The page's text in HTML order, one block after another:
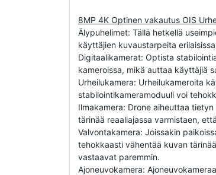
8MP 4K Optinen vakautus OIS
Älypuhelimet: Tällä hetkellä
käyttäjien kuvaustarpeita
Digitaalikamerat: Optista
kameroissa, mikä auttaa käyttäjiä
Urheilukamera: Urheilukameroita
stabilointikameramoduuli voi
Ilmakamera: Drone aiheuttaa
tärinää reaaliajassa varmistaen,
Valvontakamera: Joissakin
tehokkaasti vähentää kuvan
vastaavat paremmin.
Ajoneuvokamera: